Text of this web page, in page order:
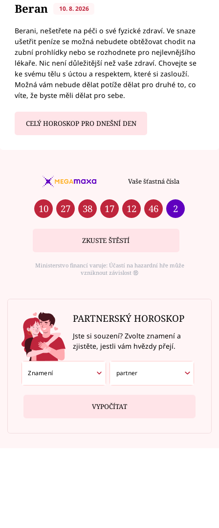
Beran 10. 8. 2026
Berani, nešetřete na péči o své fyzické zdraví. Ve snaze
ušetřit peníze se možná nebudete obtěžovat chodit na
zubní prohlídky nebo se rozhodnete pro nejlevnějšího
lékaře. Nic není důležitější než vaše zdraví. Chovejte se
ke svému tělu s úctou a respektem, které si zaslouží.
Možná vám nebude dělat potíže dělat pro druhé to, co
víte, že byste měli dělat pro sebe.
CELÝ HOROSKOP PRO DNEŠNÍ DEN
Vaše šťastná čísla
10 27 38 17 12 46 2
ZKUSTE ŠTĚSTÍ
Ministerstvo financí varuje: Účastí na hazardní hře může
vzniknout závislost ⑱
PARTNERSKÝ HOROSKOP
Jste si souzení? Zvolte znamení a
zjistěte, jestli vám hvězdy přejí.
VYPOČÍTAT